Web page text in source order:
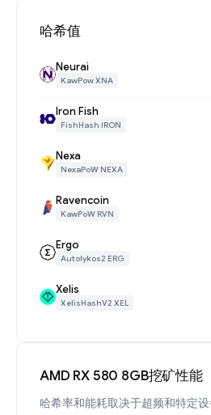
哈希值
Neurai
KawPow XNA
Iron Fish
FishHash IRON
Nexa
NexaPoW NEXA
Ravencoin
KawPoW RVN
Ergo
Autolykos2 ERG
Xelis
XelisHashV2 XEL
AMD RX 580 8GB挖矿性能
哈希率和能耗取决于超频和特定